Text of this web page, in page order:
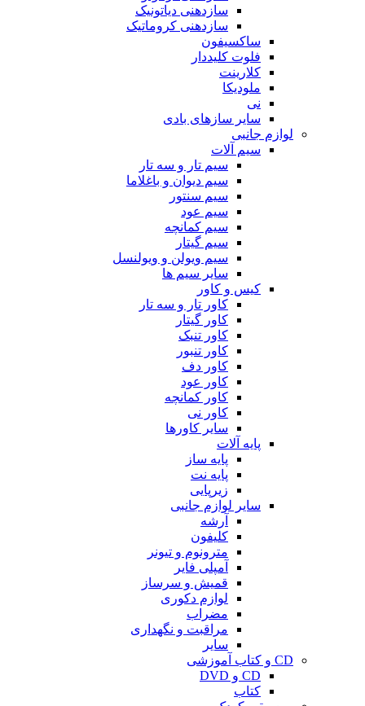
سازدهنی دیاتونیک
سازدهنی کروماتیک
ساکسیفون
فلوت کلیددار
کلارینت
ملودیکا
نی
سایر سازهای بادی
لوازم جانبی
سیم آلات
سیم تار و سه تار
سیم دیوان و باغلاما
سیم سنتور
سیم عود
سیم کمانچه
سیم گیتار
سیم ویولن و ویولنسل
سایر سیم ها
کیس و کاور
کاور تار و سه تار
کاور گیتار
کاور تنبک
کاور تنبور
کاور دف
کاور عود
کاور کمانچه
کاور نی
سایر کاورها
پایه آلات
پایه ساز
پایه نت
زیرپایی
سایر لوازم جانبی
آرشه
کلیفون
مترونوم و تیونر
آمپلی فایر
قمیش و سرساز
لوازم دکوری
مضراب
مراقبت و نگهداری
سایر
CD و کتاب آموزشی
CD و DVD
کتاب